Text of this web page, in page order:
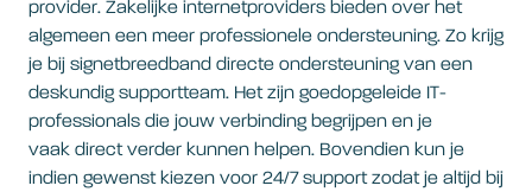
provider. Zakelijke internetproviders bieden over het
algemeen een meer professionele ondersteuning. Zo krijg
je bij signetbreedband directe ondersteuning van een
deskundig supportteam. Het zijn goedopgeleide IT-
professionals die jouw verbinding begrijpen en je
vaak direct verder kunnen helpen. Bovendien kun je
indien gewenst kiezen voor 24/7 support zodat je altijd bij